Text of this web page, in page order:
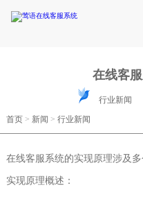
在线客
行业新闻
首页> 新闻 > 行业新闻
在线客服系统的实现原理涉及
实现原理概述：